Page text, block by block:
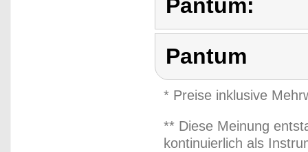
Pantum:
Pantum
* Preise inklusive
** Diese Meinung
kontinuierlich als